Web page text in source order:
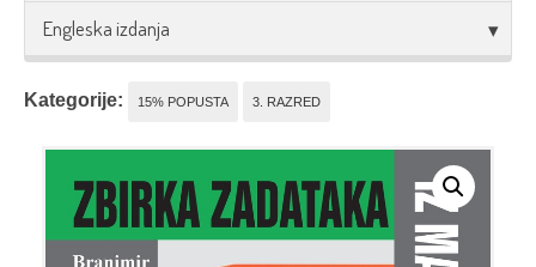
Engleska izdanja
Kategorije: 15% POPUSTA 3. RAZRED